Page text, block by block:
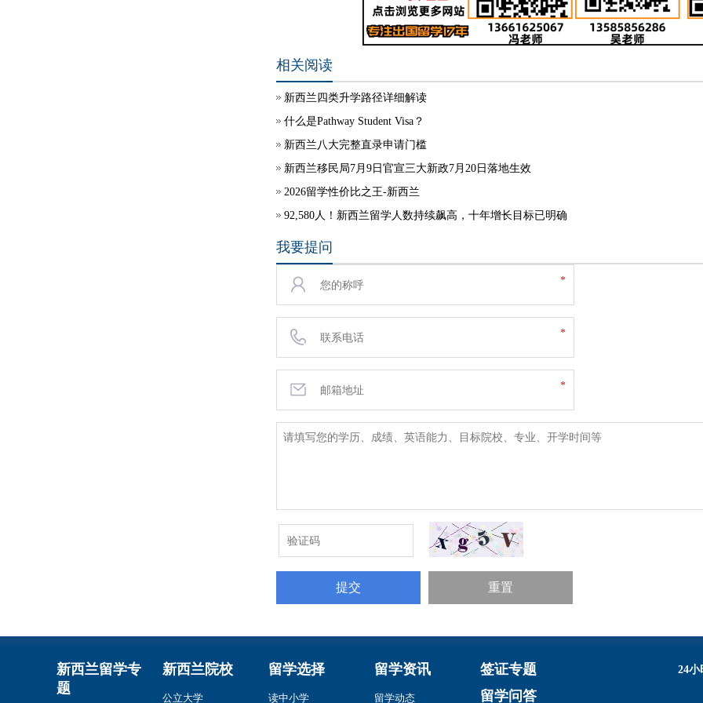
相关阅读
新西兰四类升学路径详细解读
什么是Pathway Student Visa？
新西兰八大完整直录申请门槛
新西兰移民局7月9日官宣三大新政7月20日落地生效
2026留学性价比之王-新西兰
92,580人！新西兰留学人数持续飙高，十年增长目标已明确
我要提问
*
*
*
新西兰留学专
题
新西兰院校
公立大学
留学选择
读中小学
留学资讯
留学动态
签证专题
留学问答
24小